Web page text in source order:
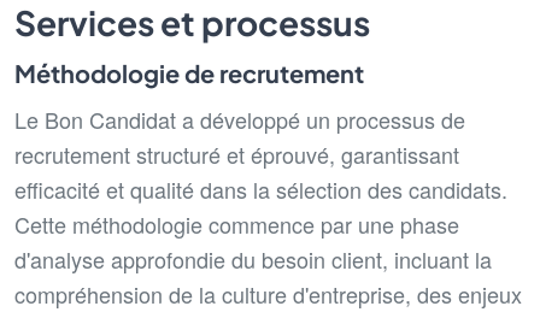
Services et processus
Méthodologie de recrutement
Le Bon Candidat a développé un processus de
recrutement structuré et éprouvé, garantissant
efficacité et qualité dans la sélection des candidats.
Cette méthodologie commence par une phase
d'analyse approfondie du besoin client, incluant la
compréhension de la culture d'entreprise, des enjeux